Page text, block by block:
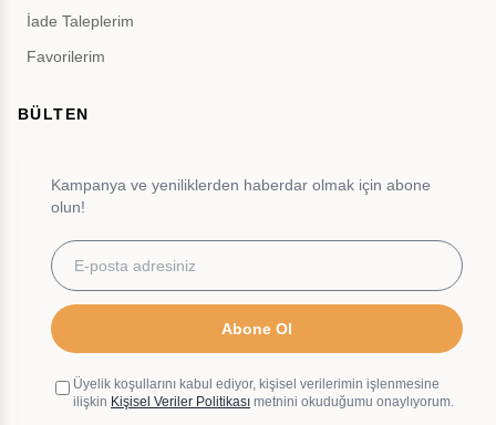
İade Taleplerim
Favorilerim
BÜLTEN
Kampanya ve yeniliklerden haberdar olmak için abone
olun!
Abone Ol
Üyelik koşullarını kabul ediyor, kişisel verilerimin işlenmesine
ilişkin Kişisel Veriler Politikası metnini okuduğumu onaylıyorum.